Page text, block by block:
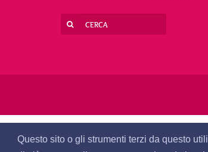
Questo sito o gli strumenti terzi da questo